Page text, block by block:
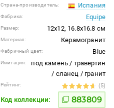
Страна-производитель: Испания
Фабрика: Equipe
Размер: 12x12, 16.8x16.8 см
Материал: Керамогранит
Фабричный цвет: Blue
Имитация:
под камень / травертин
/ сланец / гранит
Рейтинг: (5)
Код коллекции: 883809